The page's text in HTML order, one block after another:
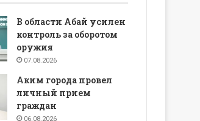
В области Абай усилен
контроль за оборотом
оружия
07.08.2026
Аким города провел
личный прием
граждан
06.08.2026